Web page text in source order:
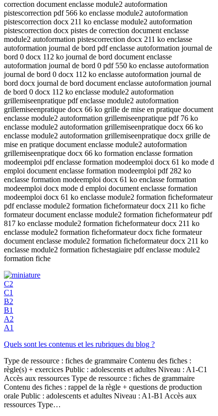
correction document enclasse module2 autoformation
pistescorrection pdf 566 ko enclasse module2 autoformation
pistescorrection docx 211 ko enclasse module2 autoformation
pistescorrection docx pistes de correction document enclasse
module2 autoformation pistescorrection docx 211 ko enclasse
autoformation journal de bord pdf enclasse autoformation journal de
bord 0 docx 112 ko journal de bord document enclasse
autoformation journal de bord 0 pdf 550 ko enclasse autoformation
journal de bord 0 docx 112 ko enclasse autoformation journal de
bord docx journal de bord document enclasse autoformation journal
de bord 0 docx 112 ko enclasse module2 autoformation
grillemiseenpratique pdf enclasse module2 autoformation
grillemiseenpratique docx 66 ko grille de mise en pratique document
enclasse module2 autoformation grillemiseenpratique pdf 76 ko
enclasse module2 autoformation grillemiseenpratique docx 66 ko
enclasse module2 autoformation grillemiseenpratique docx grille de
mise en pratique document enclasse module2 autoformation
grillemiseenpratique docx 66 ko formation enclasse formation
modeemploi pdf enclasse formation modeemploi docx 61 ko mode d
emploi document enclasse formation modeemploi pdf 282 ko
enclasse formation modeemploi docx 61 ko enclasse formation
modeemploi docx mode d emploi document enclasse formation
modeemploi docx 61 ko enclasse module2 formation ficheformateur
pdf enclasse module2 formation ficheformateur docx 211 ko fiche
formateur document enclasse module2 formation ficheformateur pdf
817 ko enclasse module2 formation ficheformateur docx 211 ko
enclasse module2 formation ficheformateur docx fiche formateur
document enclasse module2 formation ficheformateur docx 211 ko
enclasse module2 formation fichestagiaire pdf enclasse module2
formation fiche
C2
C1
B2
B1
A2
A1
Quels sont les contenus et les rubriques du blog ?
Type de ressource : fiches de grammaire Contenu des fiches :
règle(s) + exercices Public : adolescents et adultes Niveau : A1-C1
Accès aux ressources Type de ressource : fiches de grammaire
Contenu des fiches : rappel de la règle + questions de production
orale Public : adolescents et adultes Niveau : A1-B1 Accès aux
ressources Type…